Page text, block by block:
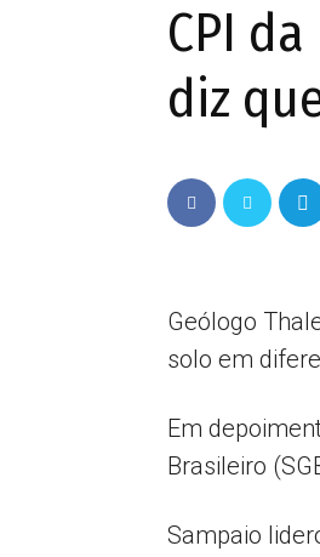
CPI
diz
Geólogo
solo em
Em
Brasileiro
Sampaio